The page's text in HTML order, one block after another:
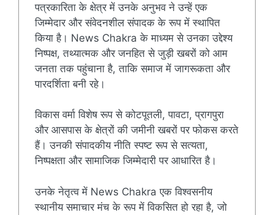
पत्रकारिता के क्षेत्र में उनके अनुभव ने उन्हें एक
जिम्मेदार और संवेदनशील संपादक के रूप में स्थापित
किया है। News Chakra के माध्यम से उनका उद्देश्य
निष्पक्ष, तथ्यात्मक और जनहित से जुड़ी खबरों को आम
जनता तक पहुंचाना है, ताकि समाज में जागरूकता और
पारदर्शिता बनी रहे।
विकास वर्मा विशेष रूप से कोटपूतली, पावटा, प्रागपुरा
और आसपास के क्षेत्रों की जमीनी खबरों पर फोकस करते
हैं। उनकी संपादकीय नीति स्पष्ट रूप से सत्यता,
निष्पक्षता और सामाजिक जिम्मेदारी पर आधारित है।
उनके नेतृत्व में News Chakra एक विश्वसनीय
स्थानीय समाचार मंच के रूप में विकसित हो रहा है, जो